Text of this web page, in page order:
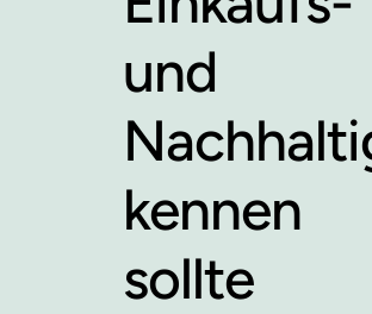
und
kennen
sollte